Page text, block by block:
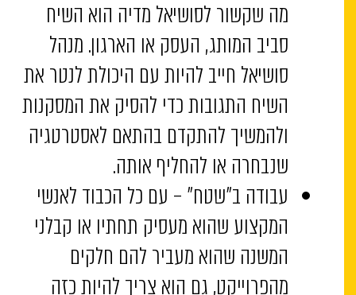
מה שקשור לסושיאל מדיה הוא השיח
סביב המותג, העסק או הארגון. מנהל
סושיאל חייב להיות עם היכולת לנטר את
השיח התגובות כדי להסיק את המסקנות
ולהמשיך להתקדם בהתאם לאסטרטגיה
שנבחרה או להחליף אותה.
עבודה ב”שטח” – עם כל הכבוד לאנשי
המקצוע שהוא מעסיק תחתיו או קבלני
המשנה שהוא מעביר להם חלקים
מהפרוייקט, גם הוא צריך להיות כזה